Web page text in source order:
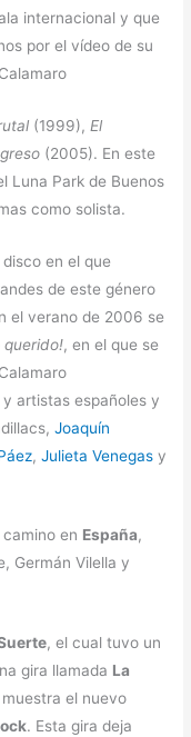
internacional y que
por el vídeo de su
(1999), El
(2005). En este
Luna Park de Buenos
como solista.
disco en el que
de este género
el verano de 2006 se
querido!, en el que se
artistas españoles y
Joaquín
,Julieta Venegas y
en España,
Germán Vilella y
, el cual tuvo un
gira llamada La
el nuevo
. Esta gira deja